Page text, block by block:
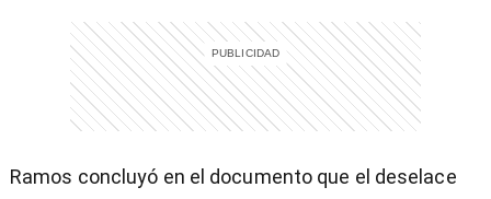
Ramos concluyó en el documento que el deselace